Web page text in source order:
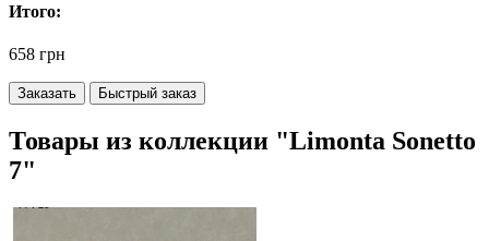
Итого:
658 грн
Заказать Быстрый заказ
Товары из коллекции "Limonta Sonetto
7"